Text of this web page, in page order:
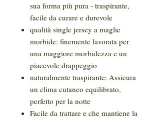
sua forma più pura - traspirante,
facile da curare e durevole
qualità single jersey a maglie
morbide: finemente lavorata per
una maggiore morbidezza e un
piacevole drappeggio
naturalmente traspirante: Assicura
un clima cutaneo equilibrato,
perfetto per la notte
Facile da trattare e che mantiene la